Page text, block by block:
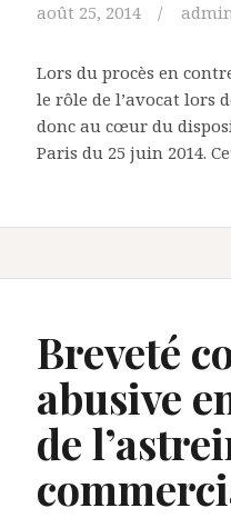
août 25, 2014
Lors du procès en
le rôle de l’avocat lors
donc au cœur du
Paris du 25 juin 2014.
Breveté
abusive
de